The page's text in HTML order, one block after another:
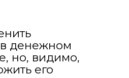
в денежном
но, видимо,
его